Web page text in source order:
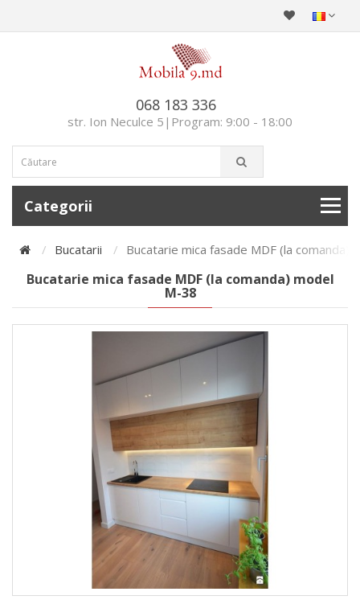
068 183 336
str. Ion Neculce 5|Program: 9:00 - 18:00
Categorii
Bucatarii Bucatarie mica fasade MDF (la comanda)
Bucatarie mica fasade MDF (la comanda) model
М-38